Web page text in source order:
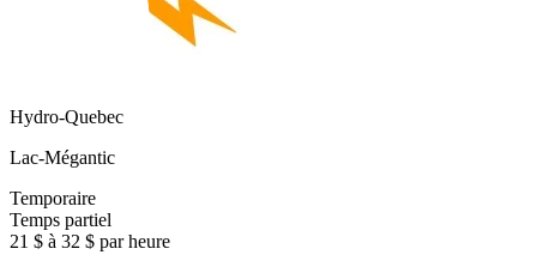
Hydro-Quebec
Lac-Mégantic
Temporaire
Temps partiel
21 $ à 32 $ par heure